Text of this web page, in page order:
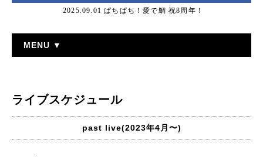
2025.09.01 ぱちぱち！愛で鯛 祝8周年！
MENU ▼
ライブスケジュール
past live(2023年4月〜)